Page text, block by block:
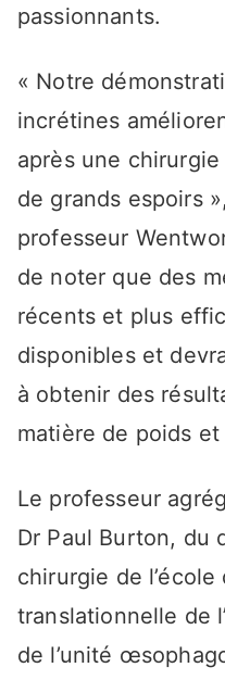
passionnants.
« Notre
incrétines
après une
de grands espoirs
professeur
de noter que des
récents et plus
disponibles et
à obtenir des
matière de poids
Le professeur
Dr Paul Burton, du
chirurgie de
translationnelle de
de l’unité